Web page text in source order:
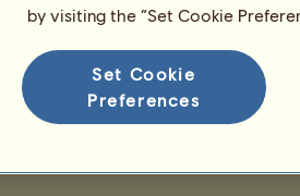
by visiting the “Set Cookie
Set Cookie
Preferences